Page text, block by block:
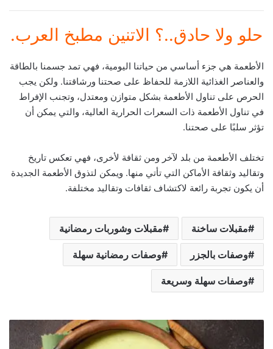
حلو ولا حادق..؟ الاتنين مطبخ العرب.
الأطعمة هي جزء أساسي من حياتنا اليومية، فهي تمد جسمنا بالطاقة
والعناصر الغذائية اللازمة للحفاظ على صحتنا ورشاقتنا. ولكن يجب
الحرص على تناول الأطعمة بشكل متوازن ومعتدل، وتجنب الإفراط
في تناول الأطعمة ذات السعرات الحرارية العالية، والتي يمكن أن
تؤثر سلبًا على صحتنا.
تختلف الأطعمة من بلد لآخر ومن ثقافة لأخرى، فهي تعكس تاريخ
وتقاليد وثقافة الأماكن التي تأتي منها. ويمكن لتذوق الأطعمة الجديدة
أن يكون تجربة رائعة لاكتشاف ثقافات وتقاليد مختلفة.
مقبلات ساخنة مقبلات وشوربات رمضانية
وصفات بالجزر وصفات رمضانية سهلة
وصفات سهلة وسريعة